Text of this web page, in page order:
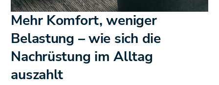
Mehr Komfort, weniger
Belastung – wie sich die
Nachrüstung im Alltag
auszahlt